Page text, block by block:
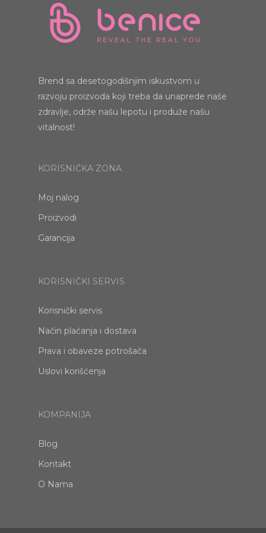
Brend sa desetogodišnjim iskustvom u
razvoju proizvoda koji treba da unaprede naše
zdravlje, održe našu lepotu i produže našu
vitalnost!
KORISNIČKA ZONA
Moj nalog
Proizvodi
Garancija
KORISNIČKI SERVIS
Korisnički servis
Način plaćanja i dostava
Prava i obaveze potrošača
Uslovi korišćenja
KOMPANIJA
Blog
Kontakt
O Nama